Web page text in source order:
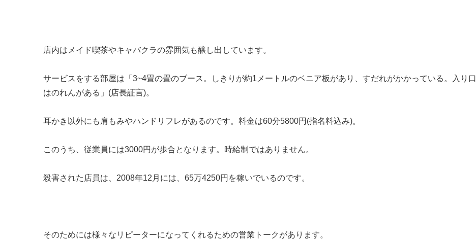
店内はメイド喫茶やキャバクラの雰囲気も醸し出しています。
サービスをする部屋は「3~4畳の畳のブース。しきりが約1メートルのベニア板があり、すだれがかかっている。入り口
はのれんがある」(店長証言)。
耳かき以外にも肩もみやハンドリフレがあるのです。料金は60分5800円(指名料込み)。
このうち、従業員には3000円が歩合となります。時給制ではありません。
殺害された店員は、2008年12月には、65万4250円を稼いでいるのです。
そのためには様々なリピーターになってくれるための営業トークがあります。